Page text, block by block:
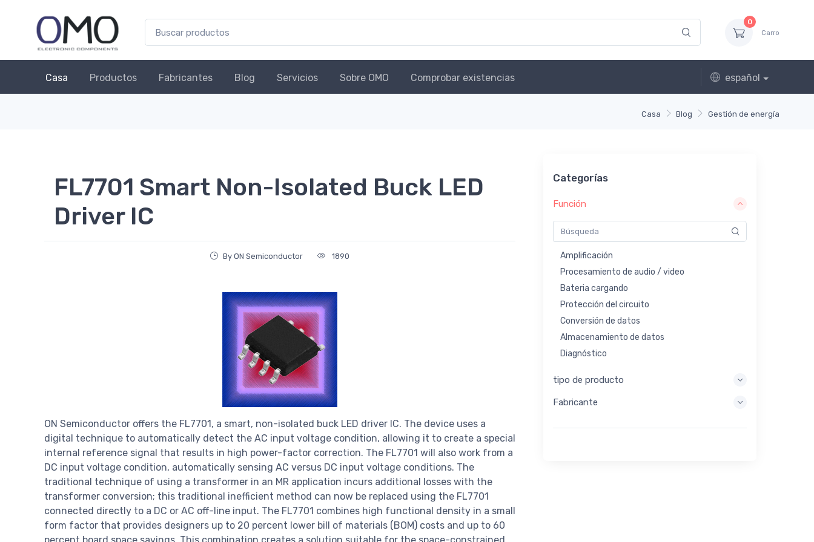
0
Carro
Casa Productos Fabricantes Blog Servicios Sobre OMO Comprobar existencias español
Casa Blog Gestión de energía
FL7701 Smart Non-Isolated Buck LED
Driver IC
By ON Semiconductor 1890
ON Semiconductor offers the FL7701, a smart, non-isolated buck LED driver IC. The device uses a
digital technique to automatically detect the AC input voltage condition, allowing it to create a special
internal reference signal that results in high power-factor correction. The FL7701 will also work from a
DC input voltage condition, automatically sensing AC versus DC input voltage conditions. The
traditional technique of using a transformer in an MR application incurs additional losses with the
transformer conversion; this traditional inefficient method can now be replaced using the FL7701
connected directly to a DC or AC off-line input. The FL7701 combines high functional density in a small
form factor that provides designers up to 20 percent lower bill of materials (BOM) costs and up to 60
Categorías
Función
Amplificación
Procesamiento de audio / video
Bateria cargando
Protección del circuito
Conversión de datos
Almacenamiento de datos
Diagnóstico
Procesamiento integrado
Recolección de energía
tipo de producto
Fabricante